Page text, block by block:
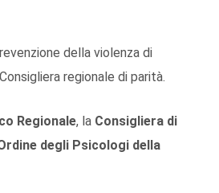
della violenza di
regionale di parità.
Regionale, la Consigliera di
degli Psicologi della